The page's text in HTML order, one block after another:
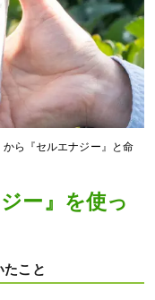
ら『セルエナジー』と命
ー』を使っ
たこと